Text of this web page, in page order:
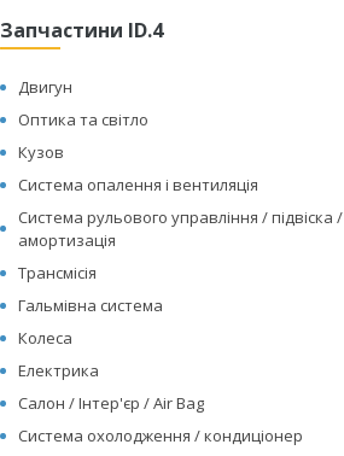
Запчастини ID.4
Двигун
Оптика та світло
Кузов
Система опалення і вентиляція
Система рульового управління / підвіска /
амортизація
Трансмісія
Гальмівна система
Колеса
Електрика
Салон / Інтер'єр / Air Bag
Система охолодження / кондиціонер